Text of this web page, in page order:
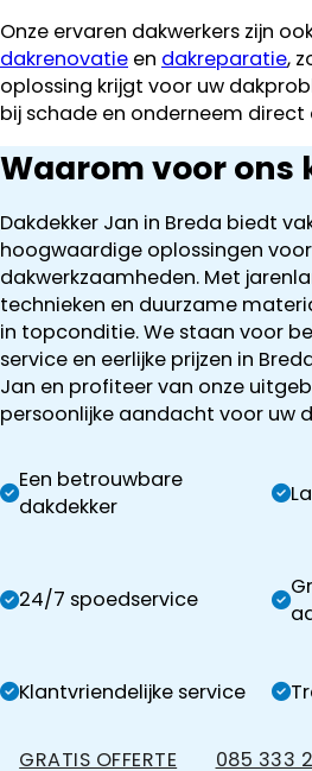
Onze ervaren dakwerkers zijn
dakrenovatie en dakreparatie,
oplossing krijgt voor uw
bij schade en onderneem direct
Waarom voor ons
Dakdekker Jan in Breda biedt
hoogwaardige oplossingen
dakwerkzaamheden. Met
technieken en duurzame
in topconditie. We staan voor
service en eerlijke prijzen in
Jan en profiteer van onze
persoonlijke aandacht voor uw
Een betrouwbare
dakdekker
24/7 spoedservice
Klantvriendelijke service
GRATIS OFFERTE 085 333